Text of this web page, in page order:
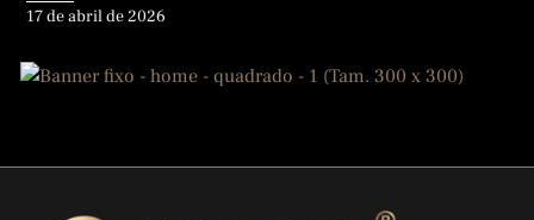
Posted
17 de abril de 2026